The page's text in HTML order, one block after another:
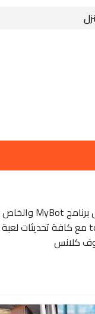
كلانس